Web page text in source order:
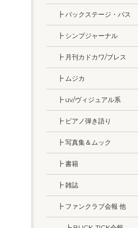
┣ バックステージ・パス
┣ シンプジャーナル
┣ 月刊カドカワ/ブレス
┣ ムジカ
┣ uv/ヴィジュアル系
┣ ピアノ弾き語り
┣ 写真集＆ムック
┣ 書籍
┣ 雑誌
┣ ファンクラブ会報 他